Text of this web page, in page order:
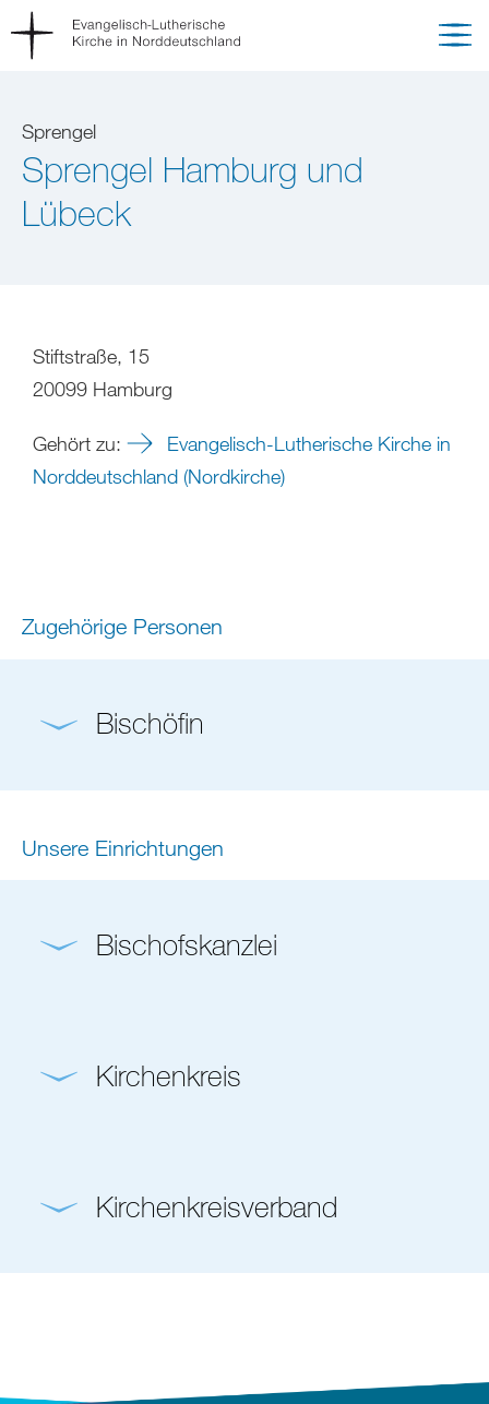
Sprengel
Sprengel Hamburg und
Lübeck
Stiftstraße, 15
20099 Hamburg
Gehört zu:
Evangelisch-Lutherische Kirche in
Norddeutschland (Nordkirche)
Zugehörige Personen
Bischöfin
Unsere Einrichtungen
Bischofskanzlei
Kirchenkreis
Kirchenkreisverband